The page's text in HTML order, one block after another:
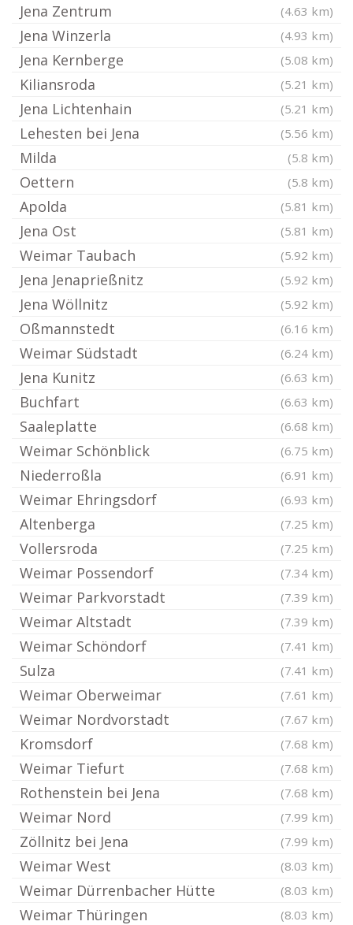
Jena Zentrum (4.63 km)
Jena Winzerla (4.93 km)
Jena Kernberge (5.08 km)
Kiliansroda (5.21 km)
Jena Lichtenhain (5.21 km)
Lehesten bei Jena (5.56 km)
Milda (5.8 km)
Oettern (5.8 km)
Apolda (5.81 km)
Jena Ost (5.81 km)
Weimar Taubach (5.92 km)
Jena Jenaprießnitz (5.92 km)
Jena Wöllnitz (5.92 km)
Oßmannstedt (6.16 km)
Weimar Südstadt (6.24 km)
Jena Kunitz (6.63 km)
Buchfart (6.63 km)
Saaleplatte (6.68 km)
Weimar Schönblick (6.75 km)
Niederroßla (6.91 km)
Weimar Ehringsdorf (6.93 km)
Altenberga (7.25 km)
Vollersroda (7.25 km)
Weimar Possendorf (7.34 km)
Weimar Parkvorstadt (7.39 km)
Weimar Altstadt (7.39 km)
Weimar Schöndorf (7.41 km)
Sulza (7.41 km)
Weimar Oberweimar (7.61 km)
Weimar Nordvorstadt (7.67 km)
Kromsdorf (7.68 km)
Weimar Tiefurt (7.68 km)
Rothenstein bei Jena (7.68 km)
Weimar Nord (7.99 km)
Zöllnitz bei Jena (7.99 km)
Weimar West (8.03 km)
Weimar Dürrenbacher Hütte (8.03 km)
Weimar Thüringen (8.03 km)